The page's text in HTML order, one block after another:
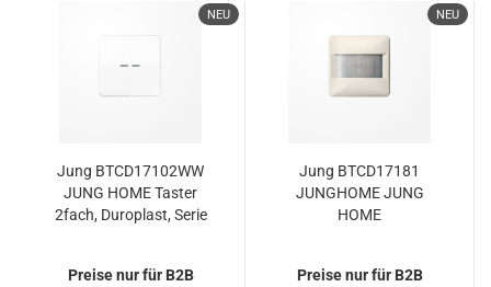
NEU
Jung BTCD17102WW
JUNG HOME Taster
2fach, Duroplast, Serie
Preise nur für B2B
NEU
Jung BTCD17181
JUNGHOME JUNG
HOME
Preise nur für B2B